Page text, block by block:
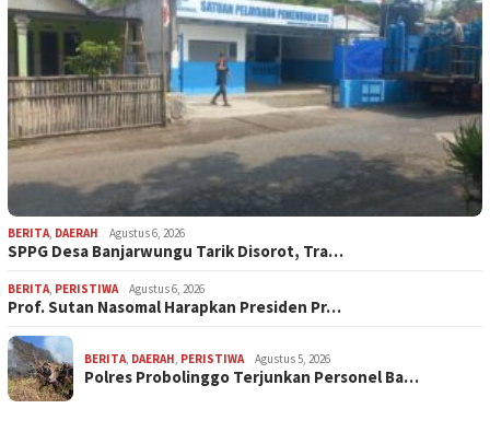
BERITA, DAERAH Agustus 6, 2026
SPPG Desa Banjarwungu Tarik Disorot, Tra…
BERITA, PERISTIWA Agustus 6, 2026
Prof. Sutan Nasomal Harapkan Presiden Pr…
BERITA, DAERAH, PERISTIWA Agustus 5, 2026
Polres Probolinggo Terjunkan Personel Ba…